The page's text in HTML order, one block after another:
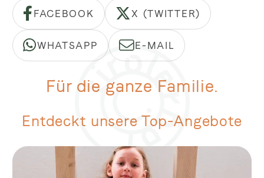
FACEBOOK X (TWITTER)
WHATSAPP E-MAIL
Für die ganze Familie.
Entdeckt unsere Top-Angebote